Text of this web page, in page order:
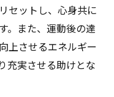
セットし、心身共に
。また、運動後の達
上させるエネルギー
充実させる助けとな